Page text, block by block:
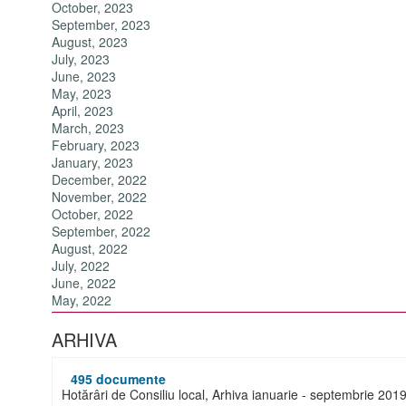
October, 2023
September, 2023
August, 2023
July, 2023
June, 2023
May, 2023
April, 2023
March, 2023
February, 2023
January, 2023
December, 2022
November, 2022
October, 2022
September, 2022
August, 2022
July, 2022
June, 2022
May, 2022
ARHIVA
495 documente
Hotărâri de Consiliu local, Arhiva ianuarie - septembrie 2019